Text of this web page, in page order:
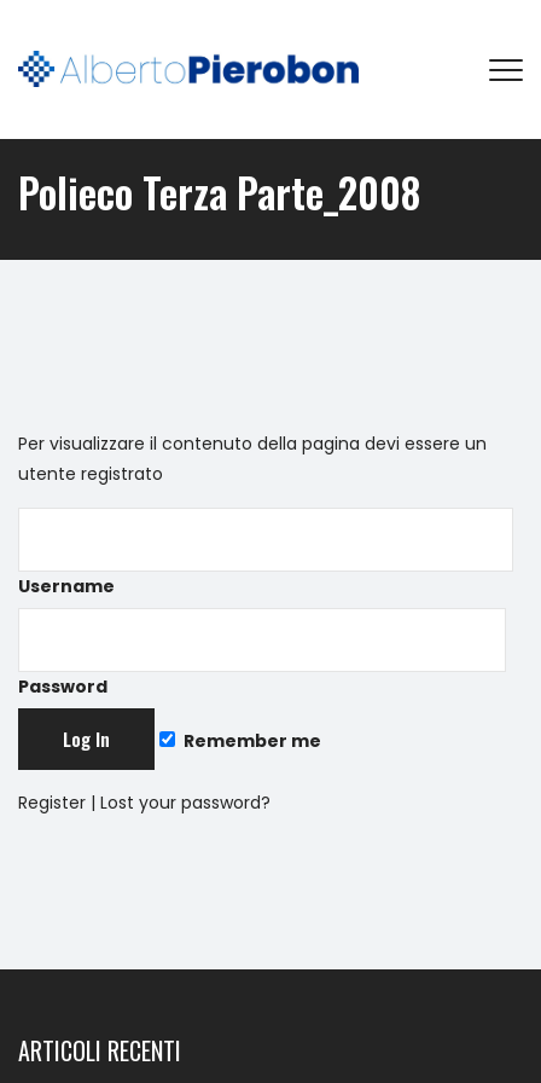
Polieco Terza Parte_2008
Per visualizzare il contenuto della pagina devi essere un
utente registrato
Username
Password
Remember me
Register | Lost your password?
ARTICOLI RECENTI